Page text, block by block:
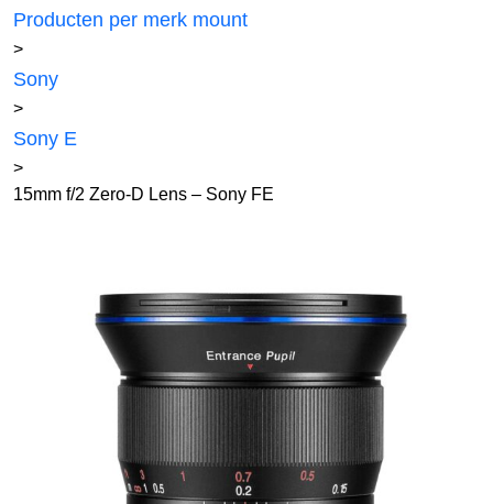
Producten per merk mount
>
Sony
>
Sony E
>
15mm f/2 Zero-D Lens – Sony FE